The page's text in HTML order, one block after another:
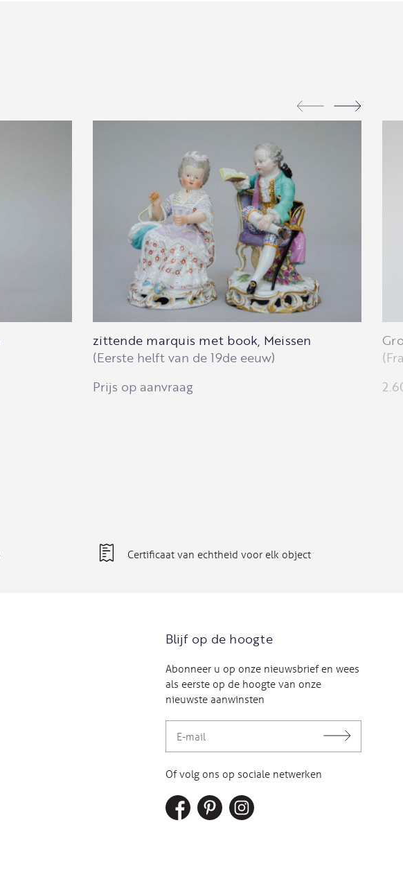
zittende marquis met book, Meissen
(Eerste helft van de 19de eeuw)
Prijs op aanvraag
Certificaat van echtheid voor elk object
Blijf op de hoogte
Abonneer u op onze nieuwsbrief en wees
als eerste op de hoogte van onze
nieuwste aanwinsten
Of volg ons op sociale netwerken